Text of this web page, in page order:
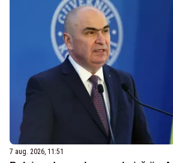
7 aug. 2026, 11:51